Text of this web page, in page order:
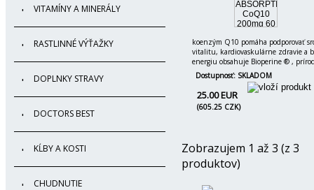
VITAMÍNY A MINERÁLY
RASTLINNÉ VÝŤAŽKY
DOPLNKY STRAVY
DOCTORS BEST
KĹBY A KOSTI
CHUDNUTIE
koenzým Q10 pomáha podporovať
vitalitu, kardiovaskulárne zdravie a
energiu obsahuje Bioperine ® ,
Dostupnosť: SKLADOM
25.00 EUR
(605.25 CZK)
Zobrazujem 1 až 3 (z 3
produktov)